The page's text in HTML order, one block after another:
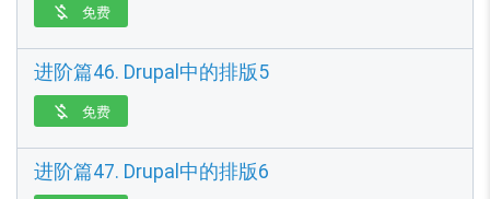
 免费
进阶篇46. Drupal中的排版5
 免费
进阶篇47. Drupal中的排版6